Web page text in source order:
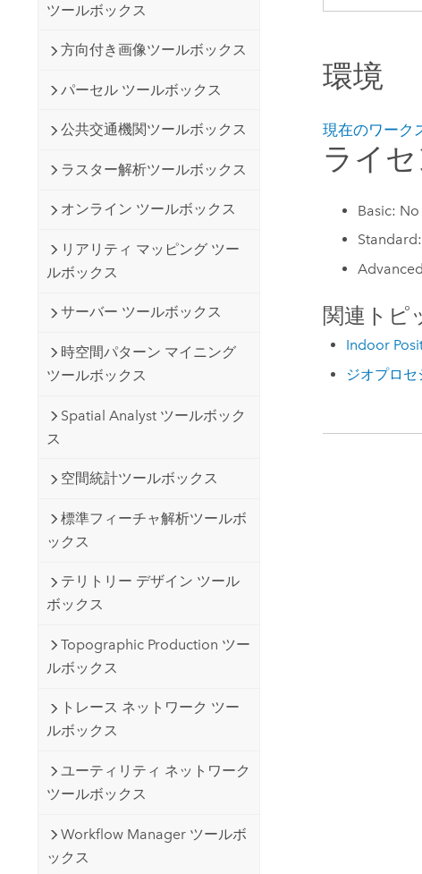
ツールボックス
方向付き画像ツールボックス
パーセル ツールボックス
公共交通機関ツールボックス
ラスター解析ツールボックス
オンライン ツールボックス
リアリティ マッピング ツー
ルボックス
サーバー ツールボックス
時空間パターン マイニング
ツールボックス
Spatial Analyst ツールボック
ス
空間統計ツールボックス
標準フィーチャ解析ツールボ
ックス
テリトリー デザイン ツール
ボックス
Topographic Production ツー
ルボックス
トレース ネットワーク ツー
ルボックス
ユーティリティ ネットワーク
ツールボックス
Workflow Manager ツールボ
ックス
環境
現在のワーク
ライ
Basic: No
関連トピ
Indoor
ジオプロ